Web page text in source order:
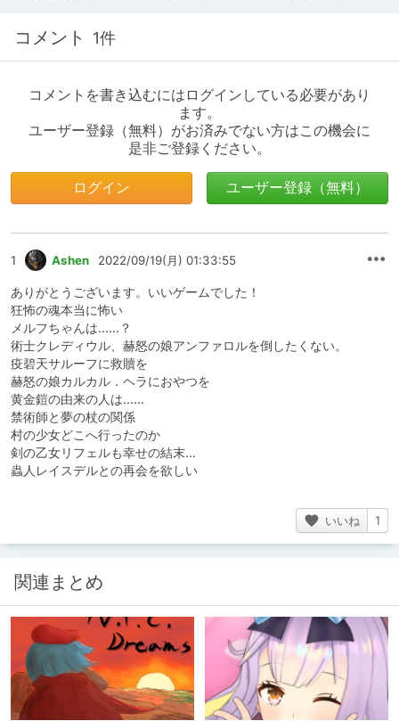
コメント 1件
コメントを書き込むにはログインしている必要があり
ます。
ユーザー登録（無料）がお済みでない方はこの機会に
是非ご登録ください。
ログイン ユーザー登録（無料）
1 Ashen 2022/09/19(月) 01:33:55
ありがとうございます。いいゲームでした！
狂怖の魂本当に怖い
メルフちゃんは……？
術士クレディウル、赫怒の娘アンファロルを倒したくない。
疫碧天サルーフに救贖を
赫怒の娘カルカル．ヘラにおやつを
黄金鎧の由来の人は……
禁術師と夢の杖の関係
村の少女どこへ行ったのか
剣の乙女リフェルも幸せの結末…
蟲人レイスデルとの再会を欲しい
いいね 1
関連まとめ